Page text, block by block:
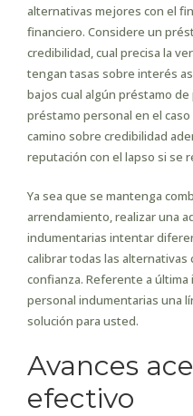
alternativas mejores con el
financiero. Considere un
credibilidad, cual precisa la
tengan tasas sobre interés
bajos cual algún préstamo
préstamo personal en el
camino sobre credibilidad
reputación con el lapso si se
Ya sea que se mantenga
arrendamiento, realizar una
indumentarias intentar
calibrar todas las
confianza. Referente a
personal indumentarias una
solución para usted.
Avances
efectivo